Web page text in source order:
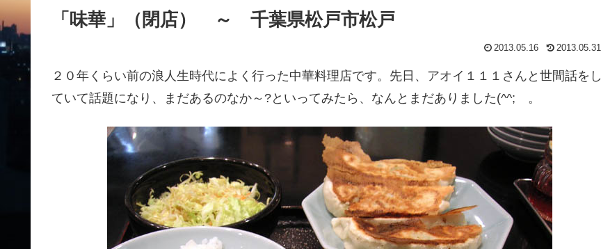
「味華」（閉店） ～ 千葉県松戸市松戸
2013.05.16 2013.05.31
２０年くらい前の浪人生時代によく行った中華料理店です。先日、アオイ１１１さんと世間話をし
ていて話題になり、まだあるのなか～?といってみたら、なんとまだありました(^^; 。